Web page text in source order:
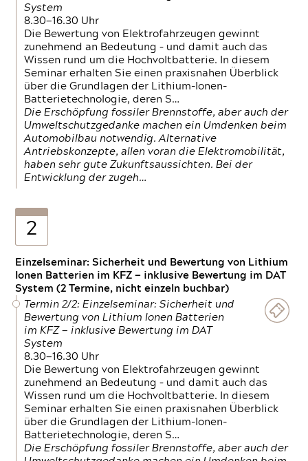
System
8.30—16.30 Uhr
Die Bewertung von Elektrofahrzeugen gewinnt
zunehmend an Bedeutung – und damit auch das
Wissen rund um die Hochvoltbatterie. In diesem
Seminar erhalten Sie einen praxisnahen Überblick
über die Grundlagen der Lithium-Ionen-
Batterietechnologie, deren S…
Die Erschöpfung fossiler Brennstoffe, aber auch der
Umweltschutzgedanke machen ein Umdenken beim
Automobilbau notwendig. Alternative
Antriebskonzepte, allen voran die Elektromobilität,
haben sehr gute Zukunftsaussichten. Bei der
Entwicklung der zugeh…
2
Einzelseminar: Sicherheit und Bewertung von Lithium
Ionen Batterien im KFZ — inklusive Bewertung im DAT
System (2 Termine, nicht einzeln buchbar)
Termin 2/2: Einzelseminar: Sicherheit und
Bewertung von Lithium Ionen Batterien
im KFZ — inklusive Bewertung im DAT
System
8.30—16.30 Uhr
Die Bewertung von Elektrofahrzeugen gewinnt
zunehmend an Bedeutung – und damit auch das
Wissen rund um die Hochvoltbatterie. In diesem
Seminar erhalten Sie einen praxisnahen Überblick
über die Grundlagen der Lithium-Ionen-
Batterietechnologie, deren S…
Die Erschöpfung fossiler Brennstoffe, aber auch der